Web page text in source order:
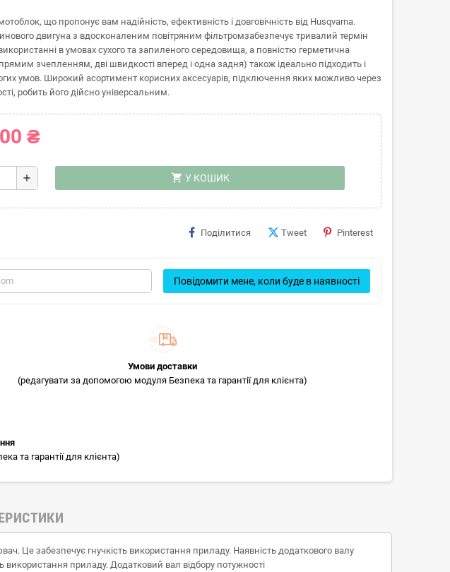
що пропонує вам надійність, ефективність і довговічність від Husqvarna.
двигуна з вдосконаленим повітряним фільтромзабезпечує тривалий термін
в умовах сухого та запиленого середовища, а повністю герметична
зчепленням, дві швидкості вперед і одна задня) також ідеально підходить і
умов. Широкий асортимент корисних аксесуарів, підключення яких можливо через
робить його дійсно універсальним.
₴
add shopping_cart У КОШИК
Поділитися Tweet Pinterest
Повідомити мене, коли буде в наявності
Умови доставки
(редагувати за допомогою модуля Безпека та гарантії для клієнта)
та гарантії для клієнта)
Це забезпечує гнучкість використання приладу. Наявність додаткового валу
використання приладу. Додатковий вал відбору потужності